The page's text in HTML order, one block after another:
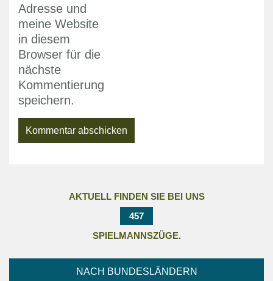
Adresse und
meine Website
in diesem
Browser für die
nächste
Kommentierung
speichern.
AKTUELL FINDEN SIE BEI UNS
457
SPIELMANNSZÜGE.
NACH BUNDESLÄNDERN